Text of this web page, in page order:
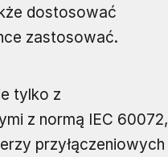
dostosować
zastosować.
tylko z
z normą IEC 60072,
przyłączeniowych